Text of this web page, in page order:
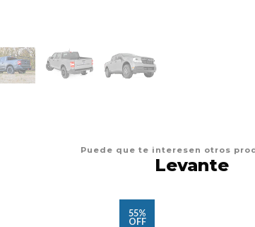
Puede que te interesen otros
Levante
55%
OFF